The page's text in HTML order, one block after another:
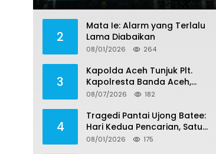
Bebas Dua Terdakwa Korupsi
2
Mata Ie: Alarm yang Terlalu
Lama Diabaikan
08/01/2026 264
3
Kapolda Aceh Tunjuk Plt.
Kapolresta Banda Aceh,
Kapolresta Definitif Jalani
08/07/2026 182
4
Tragedi Pantai Ujong Batee:
Hari Kedua Pencarian, Satu
Remaja Ditemukan Meninggal,
08/01/2026 175